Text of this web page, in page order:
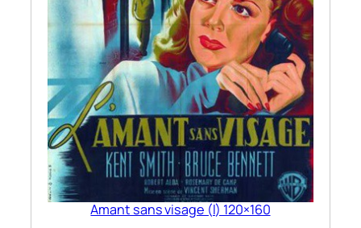
Amant sans visage (l) 120×160